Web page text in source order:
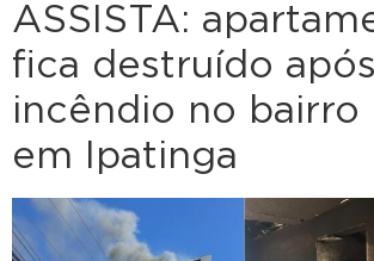
ASSISTA:
fica destruído após
incêndio no bairro
em Ipatinga